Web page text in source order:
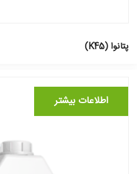
پتانوا (K45)
اطلاعات بیشتر